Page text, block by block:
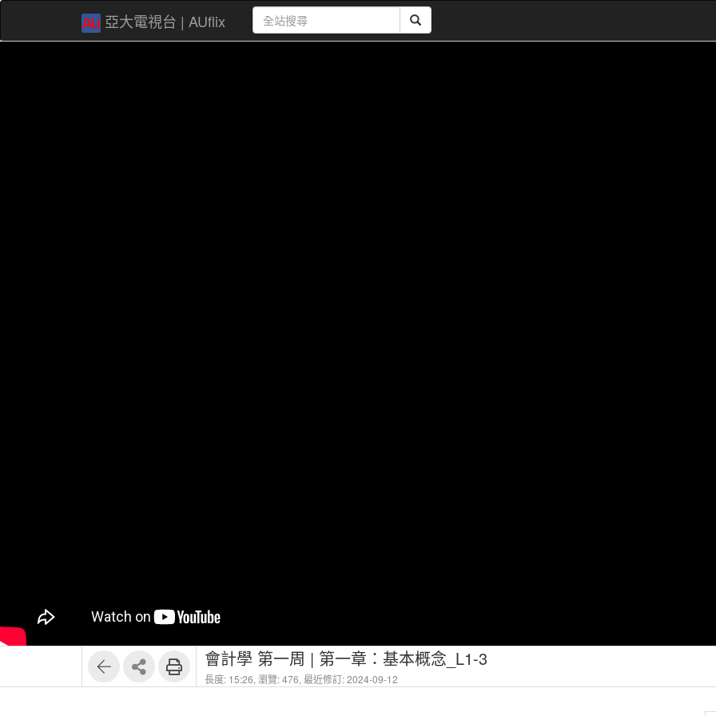
亞大電視台 | AUflix
會計學 第一周 | 第一章：基本概念_L1-3
長度: 15:26, 瀏覽: 476, 最近修訂: 2024-09-12